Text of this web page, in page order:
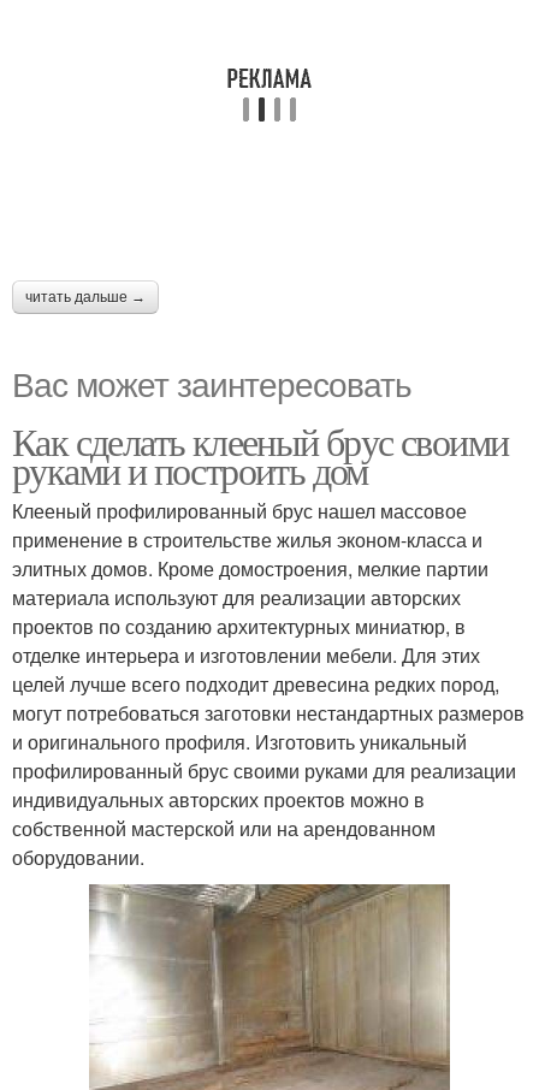
читать дальше →
Вас может заинтересовать
Как сделать клееный брус своими
руками и построить дом
Клееный профилированный брус нашел массовое
применение в строительстве жилья эконом-класса и
элитных домов. Кроме домостроения, мелкие партии
материала используют для реализации авторских
проектов по созданию архитектурных миниатюр, в
отделке интерьера и изготовлении мебели. Для этих
целей лучше всего подходит древесина редких пород,
могут потребоваться заготовки нестандартных размеров
и оригинального профиля. Изготовить уникальный
профилированный брус своими руками для реализации
индивидуальных авторских проектов можно в
собственной мастерской или на арендованном
оборудовании.